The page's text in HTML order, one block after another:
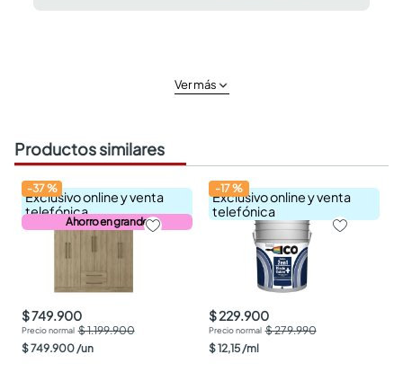
Ver más
Productos similares
Exclusivo online y venta
telefónica
Ahorro en grande
-37%
$ 749.900
$ 1.199.900
$749.900 /un
Exclusivo online y venta
telefónica
-17%
$ 229.900
$ 279.990
$12,15 /ml